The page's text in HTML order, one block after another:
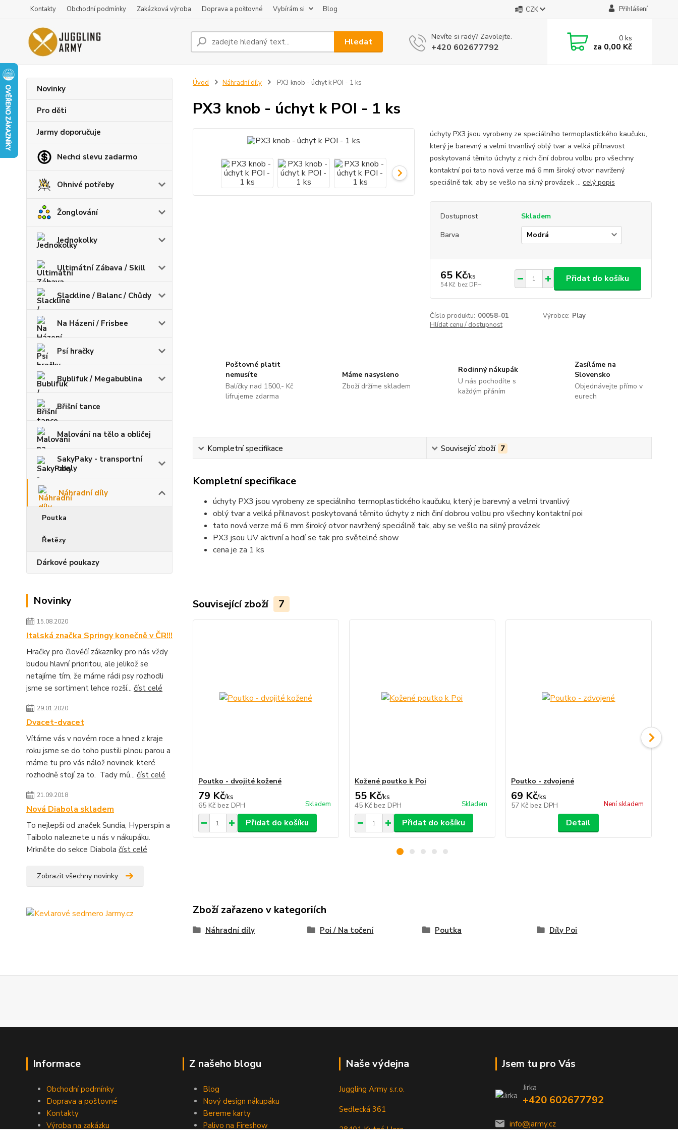
Kontakty Obchodní podmínky Zakázková výroba Doprava a poštovné Vybírám si Blog CZK Přihlášení
Hledat Nevíte si rady? Zavolejte.
+420 602677792
0ks
za 0,00 Kč
Novinky
Pro děti
Jarmy doporučuje
Nechci slevu zadarmo
Ohnivé potřeby
Žonglování
Jednokolky
Ultimátní Zábava / Skill
Slackline / Balanc / Chůdy
Na Házení / Frisbee
Psí hračky
Bublifuk / Megabublina
Břišní tance
Malování na tělo a obličej
SakyPaky - transportní
obaly
Náhradní díly
Poutka
Řetězy
Dárkové poukazy
Novinky
15.08.2020
Italská značka Springy konečně v ČR!!!
Hračky pro člověčí zákazníky pro nás vždy
budou hlavní prioritou, ale jelikož se
netajíme tím, že máme rádi psy rozhodli
jsme se sortiment lehce rozší... číst celé
29.01.2020
Dvacet-dvacet
Vítáme vás v novém roce a hned z kraje
roku jsme se do toho pustili plnou parou a
máme tu pro vás nálož novinek, které
rozhodně stojí za to. Tady mů... číst celé
21.09.2018
Nová Diabola skladem
To nejlepší od značek Sundia, Hyperspin a
Taibolo naleznete u nás v nákupáku.
Mrkněte do sekce Diabola číst celé
Zobrazit všechny novinky
Úvod Náhradní díly PX3 knob - úchyt k POI - 1 ks
PX3 knob - úchyt k POI - 1 ks
úchyty PX3 jsou vyrobeny ze speciálního termoplastického kaučuku,
který je barevný a velmi trvanlivý oblý tvar a velká přilnavost
poskytovaná těmito úchyty z nich činí dobrou volbu pro všechny
kontaktní poi tato nová verze má 6 mm široký otvor navržený
speciálně tak, aby se vešlo na silný provázek ... celý popis
Dostupnost
Skladem
Barva
65 Kč/ks
54 Kč bez DPH
Přidat do košíku
Číslo produktu: 00058-01 Výrobce: Play
Hlídat cenu / dostupnost
Poštovné platit
nemusíte
Balíčky nad 1500,- Kč
lifrujeme zdarma
Máme nasysleno
Zboží držíme skladem
Rodinný nákupák
U nás pochodíte s
každým přáním
Zasíláme na
Slovensko
Objednávejte přímo v
eurech
Kompletní specifikace Související zboží 7
Kompletní specifikace
úchyty PX3 jsou vyrobeny ze speciálního termoplastického kaučuku, který je barevný a velmi trvanlivý
oblý tvar a velká přilnavost poskytovaná těmito úchyty z nich činí dobrou volbu pro všechny kontaktní poi
tato nová verze má 6 mm široký otvor navržený speciálně tak, aby se vešlo na silný provázek
PX3 jsou UV aktivní a hodí se tak pro světelné show
cena je za 1 ks
Související zboží 7
Poutko - dvojité kožené
79 Kč/ks
65 Kč bez DPH Skladem
Přidat do košíku
Kožené poutko k Poi
55 Kč/ks
45 Kč bez DPH Skladem
Přidat do košíku
Poutko - zdvojené
69 Kč/ks
57 Kč bez DPH Není skladem
Detail
Zboží zařazeno v kategoriích
Náhradní díly Poi / Na točení Poutka Díly Poi
Informace
Obchodní podmínky
Doprava a poštovné
Kontakty
Výroba na zakázku
Z našeho blogu
Blog
Nový design nákupáku
Bereme karty
Palivo na Fireshow
Naše výdejna
Juggling Army s.r.o.
Sedlecká 361
Jsem tu pro Vás
Jirka
+420 602677792
info@jarmy.cz